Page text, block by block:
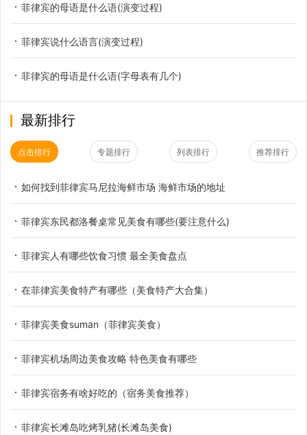
菲律宾的母语是什么语(演变过程)
菲律宾说什么语言(演变过程)
菲律宾的母语是什么语(字母表有几个)
最新排行
点击排行 专题排行 列表排行 推荐排行
如何找到菲律宾马尼拉海鲜市场 海鲜市场的地址
菲律宾东民都洛餐桌常见美食有哪些(要注意什么)
菲律宾人有哪些饮食习惯 最全美食盘点
在菲律宾美食特产有哪些（美食特产大合集）
菲律宾美食suman（菲律宾美食）
菲律宾机场周边美食攻略 特色美食有哪些
菲律宾宿务有啥好吃的（宿务美食推荐）
菲律宾长滩岛吃烤乳猪(长滩岛美食)